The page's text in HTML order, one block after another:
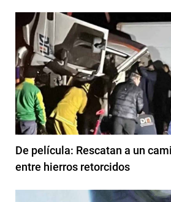
De película: Rescatan a un
entre hierros retorcidos